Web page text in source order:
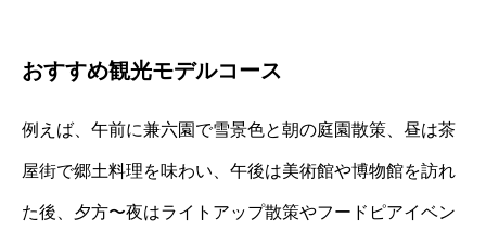
おすすめ観光モデルコース
例えば、午前に兼六園で雪景色と朝の庭園散策、昼は茶
屋街で郷土料理を味わい、午後は美術館や博物館を訪れ
た後、夕方〜夜はライトアップ散策やフードピアイベン